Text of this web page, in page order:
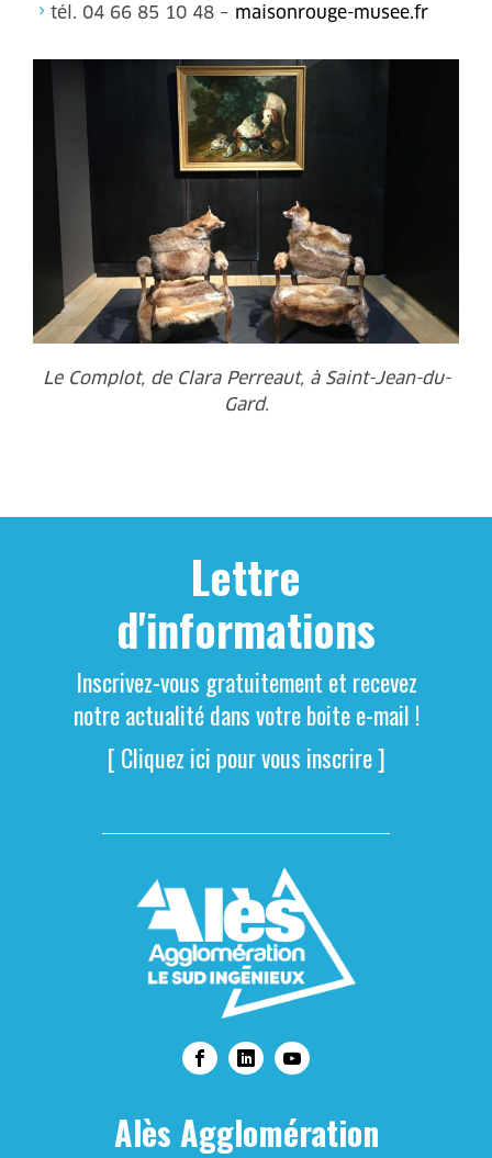
tél. 04 66 85 10 48 – maisonrouge-musee.fr
Le Complot, de Clara Perreaut, à Saint-Jean-du-
Gard.
Lettre
d'informations
Inscrivez-vous gratuitement et recevez
notre actualité dans votre boite e-mail !
[ Cliquez ici pour vous inscrire ]
Alès Agglomération